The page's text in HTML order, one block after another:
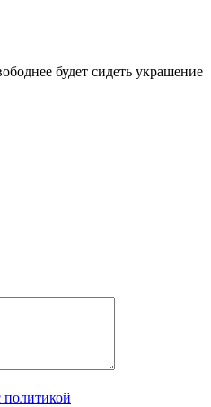
будет сидеть украшение
политикой